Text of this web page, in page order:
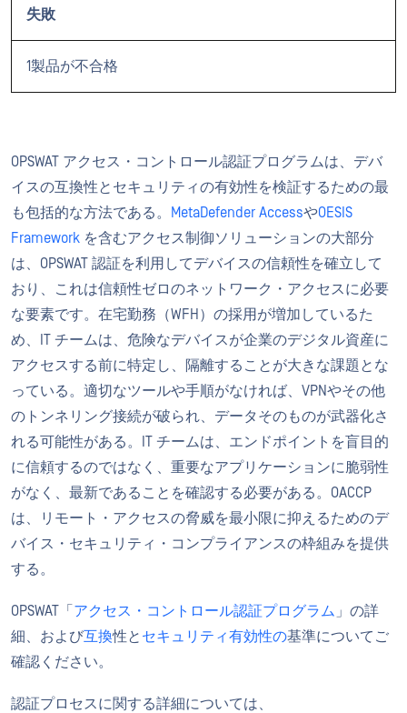
失敗
1製品が不合格
OPSWAT アクセス・コントロール認証プログラムは、デバ
イスの互換性とセキュリティの有効性を検証するための最
も包括的な方法である。
MetaDefender AccessやOESIS
Framework を含むアクセス制御ソリューションの大部分
は、OPSWAT 認証を利用してデバイスの信頼性を確立して
おり、これは信頼性ゼロのネットワーク・アクセスに必要
な要素です。在宅勤務（WFH）の採用が増加しているた
め、IT チームは、危険なデバイスが企業のデジタル資産に
アクセスする前に特定し、隔離することが大きな課題とな
っている。適切なツールや手順がなければ、VPNやその他
のトンネリング接続が破られ、データそのものが武器化さ
れる可能性がある。IT チームは、エンドポイントを盲目的
に信頼するのではなく、重要なアプリケーションに脆弱性
がなく、最新であることを確認する必要がある。OACCP
は、リモート・アクセスの脅威を最小限に抑えるためのデ
バイス・セキュリティ・コンプライアンスの枠組みを提供
する。
OPSWAT「 アクセス・コントロール認証プログラム 」の詳
細、および互換性と セキュリティ有効性の基準についてご
確認ください。
認証プロセスに関する詳細については、